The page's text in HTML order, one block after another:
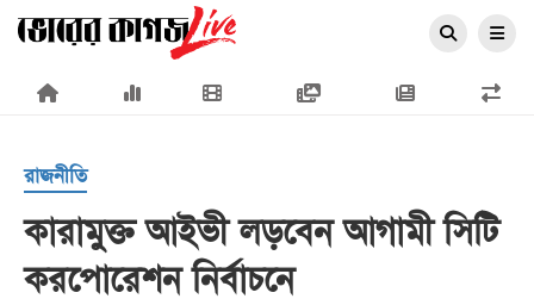
×
প্রচ্ছদ
রাজনীতি
কারামুক্ত আইভী লড়বেন আগামী সিটি
করপোরেশন নির্বাচনে